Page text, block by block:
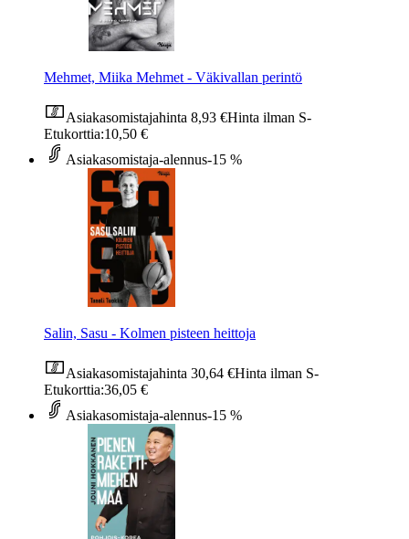
Mehmet, Miika Mehmet - Väkivallan perintö
Asiakasomistajahinta 8,93 €Hinta ilman S-
Etukorttia:10,50 €
Asiakasomistaja-alennus-15 %
Salin, Sasu - Kolmen pisteen heittoja
Asiakasomistajahinta 30,64 €Hinta ilman S-
Etukorttia:36,05 €
Asiakasomistaja-alennus-15 %